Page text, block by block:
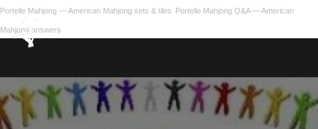
Portelle Mahjong — American Mahjong sets & tiles Portelle Mahjong Q&A — American
Mahjong answers